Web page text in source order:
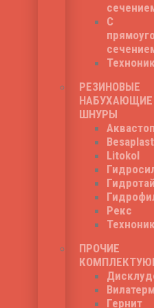
С
РЕЗИНОВЫЕ
НАБУХАЮЩИЕ
ШНУРЫ
Аквастоп
Besaplast
Litokol
Рекс
ПРОЧИЕ
Гернит
217
Read
Read